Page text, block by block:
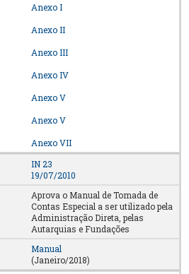
Anexo I
Anexo II
Anexo III
Anexo IV
Anexo V
Anexo V
Anexo VII
IN 23
19/07/2010
Aprova o Manual de Tomada de
Contas Especial a ser utilizado pela
Administração Direta, pelas
Autarquias e Fundações
Manual
(Janeiro/2018)